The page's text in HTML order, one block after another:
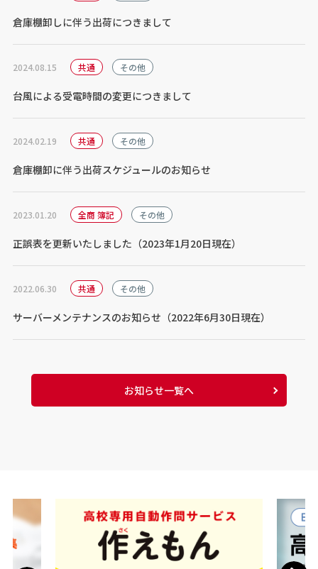
倉庫棚卸しに伴う出荷につきまして
2024.08.15 共通 その他
台風による受電時間の変更につきまして
2024.02.19 共通 その他
倉庫棚卸に伴う出荷スケジュールのお知らせ
2023.01.20 全商 簿記 その他
正誤表を更新いたしました（2023年1月20日現在）
2022.06.30 共通 その他
サーバーメンテナンスのお知らせ（2022年6月30日現在）
お知らせ一覧へ